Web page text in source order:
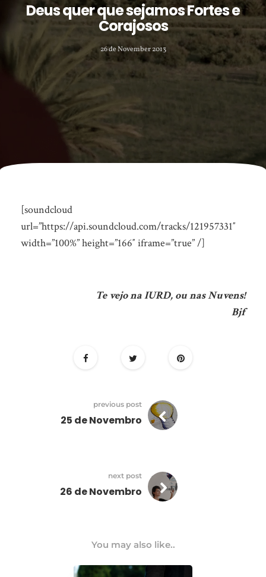
Deus quer que sejamos Fortes e
Corajosos
26 de November 2013
[soundcloud
url=”https://api.soundcloud.com/tracks/121957331″
width=”100%” height=”166″ iframe=”true” /]
Te vejo na IURD, ou nas Nuvens!
Bjf
previous post
25 de Novembro
next post
26 de Novembro
You may also like..